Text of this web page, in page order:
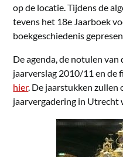
op de locatie. Tijdens de
tevens het 18e Jaarboek
boekgeschiedenis
De agenda, de notulen
jaarverslag 2010/11 en de
hier. De jaarstukken zullen
jaarvergadering in Utrecht